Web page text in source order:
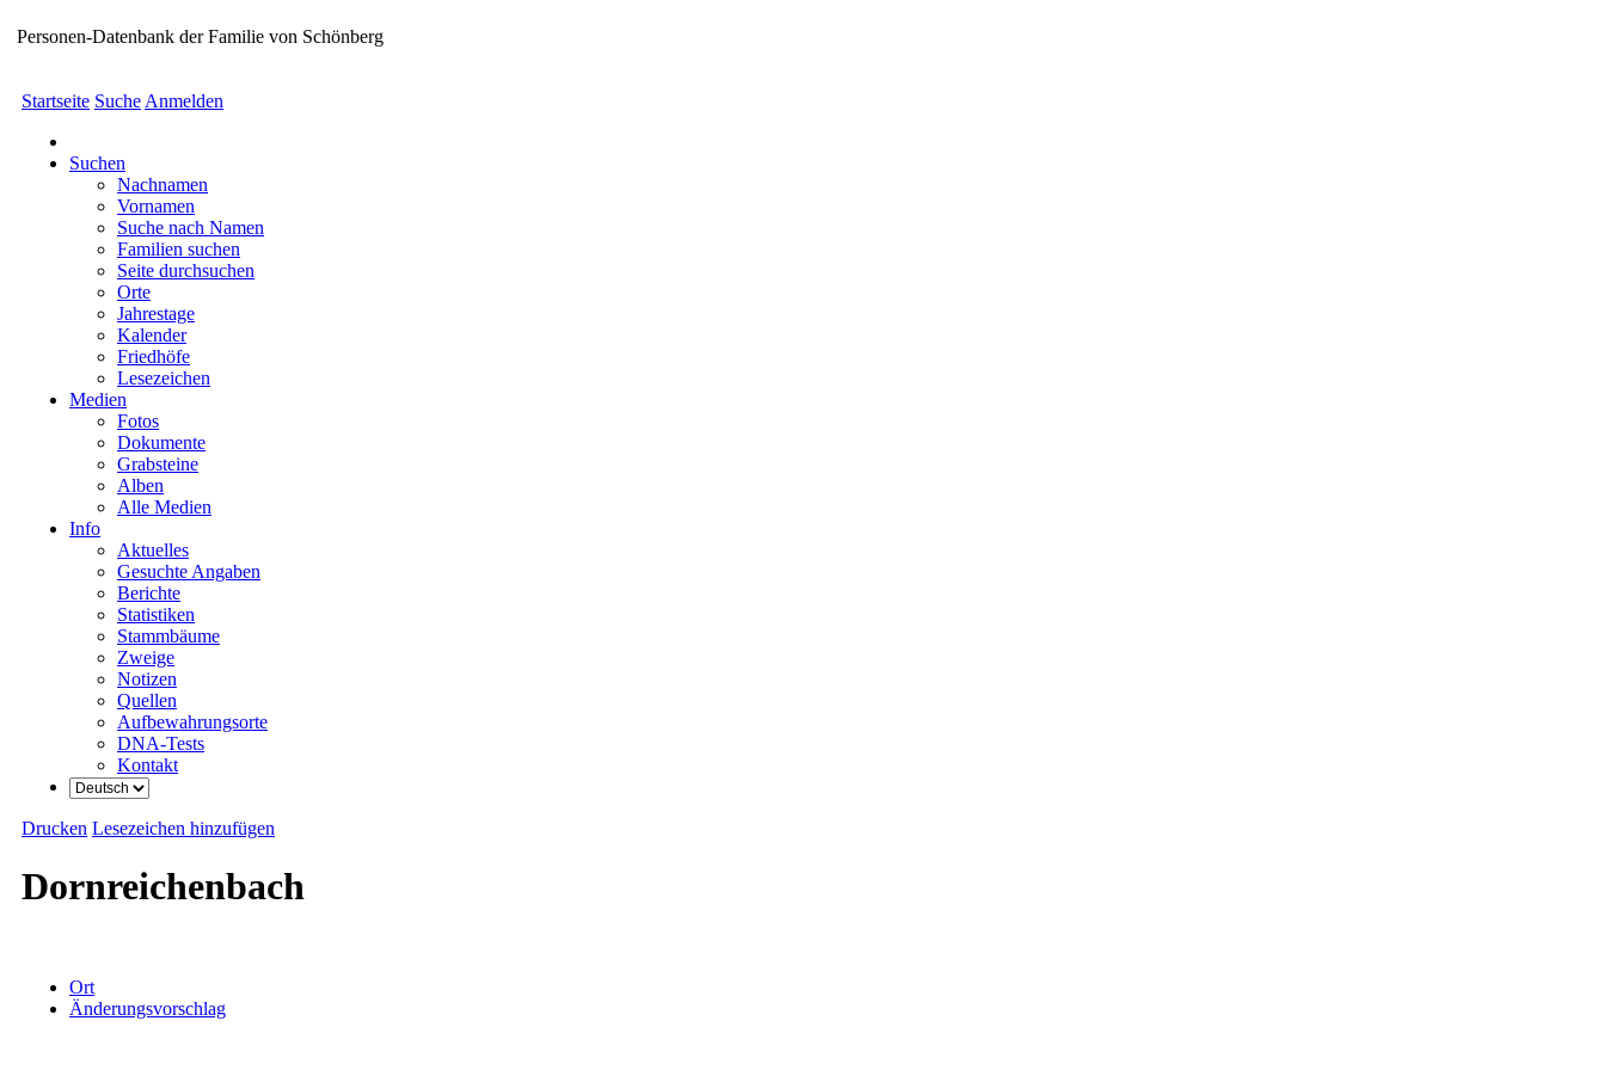
Personen-Datenbank der Familie von Schönberg
Startseite Suche Anmelden
Suchen
Nachnamen
Vornamen
Suche nach Namen
Familien suchen
Seite durchsuchen
Orte
Jahrestage
Kalender
Friedhöfe
Lesezeichen
Medien
Fotos
Dokumente
Grabsteine
Alben
Alle Medien
Info
Aktuelles
Gesuchte Angaben
Berichte
Statistiken
Stammbäume
Zweige
Notizen
Quellen
Aufbewahrungsorte
DNA-Tests
Kontakt
Drucken Lesezeichen hinzufügen
Dornreichenbach
Ort
Änderungsvorschlag